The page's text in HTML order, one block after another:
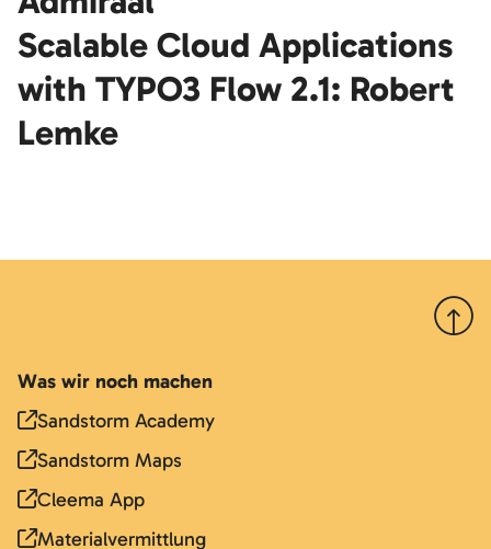
Scalable Cloud Applications
with TYPO3 Flow 2.1: Robert
Lemke
Nach
Was wir noch machen
Sandstorm Academy
Sandstorm Maps
Cleema App
Materialvermittlung